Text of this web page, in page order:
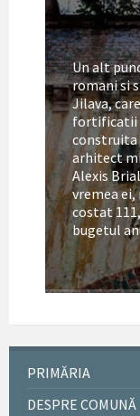
Un alt
romani si
Jilava,
fortificatii
construita
arhitect
Alexis
vremea
costat
bugetul
PRIMĂRIA
DESPRE COMUNĂ